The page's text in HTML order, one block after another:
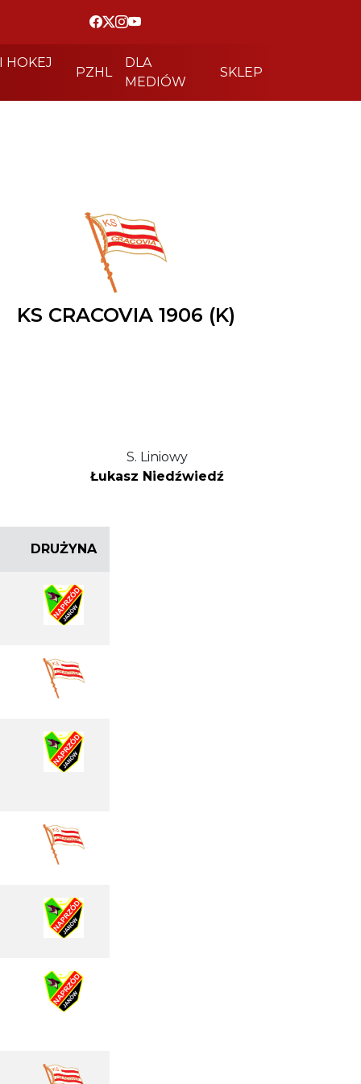
HOKEJ
PZHL
DLA
MEDIÓW
SKLEP
KS CRACOVIA 1906 (K)
S. Liniowy
Łukasz Niedźwiedź
DRUŻYNA